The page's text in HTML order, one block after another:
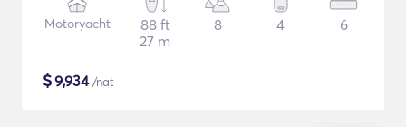
Motoryacht
88 ft
27 m
8 4 6
$9,934/nat